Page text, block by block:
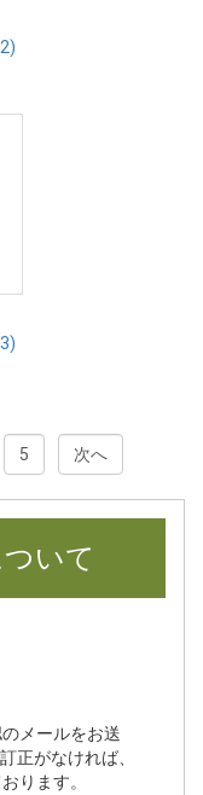
5 次へ
いて
メールをお送
正がなければ、
ります。